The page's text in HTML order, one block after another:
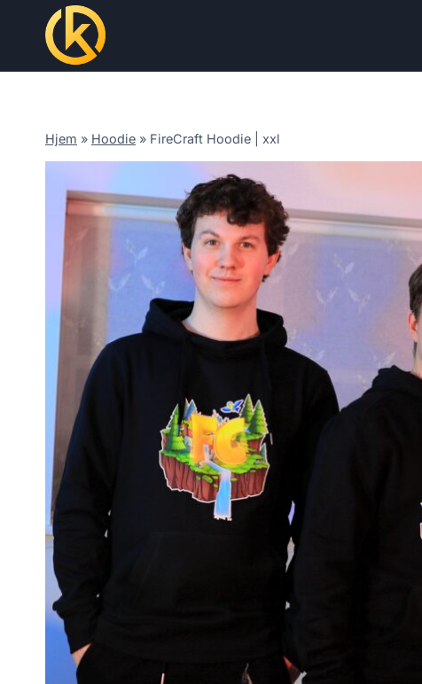
content
Hjem » Hoodie » FireCraft Hoodie | xxl